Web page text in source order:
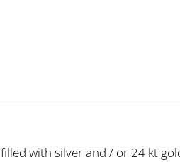
with silver and / or 24 kt